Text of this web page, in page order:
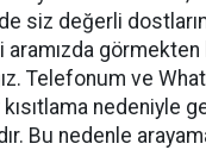
siz değerli
aramızda
Telefonum ve
nedeniyle
Bu nedenle